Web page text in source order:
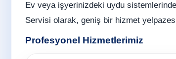
Ev veya işyerinizdeki uydu
Servisi olarak, geniş bir hizmet
Profesyonel Hizmetlerimiz